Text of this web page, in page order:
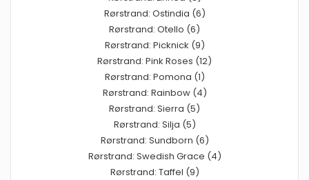
Rørstrand: Ostindia (6)
Rørstrand: Otello (6)
Rørstrand: Picknick (9)
Rørstrand: Pink Roses (12)
Rørstrand: Pomona (1)
Rørstrand: Rainbow (4)
Rørstrand: Sierra (5)
Rørstrand: Silja (5)
Rørstrand: Sundborn (6)
Rørstrand: Swedish Grace (4)
Rørstrand: Taffel (9)